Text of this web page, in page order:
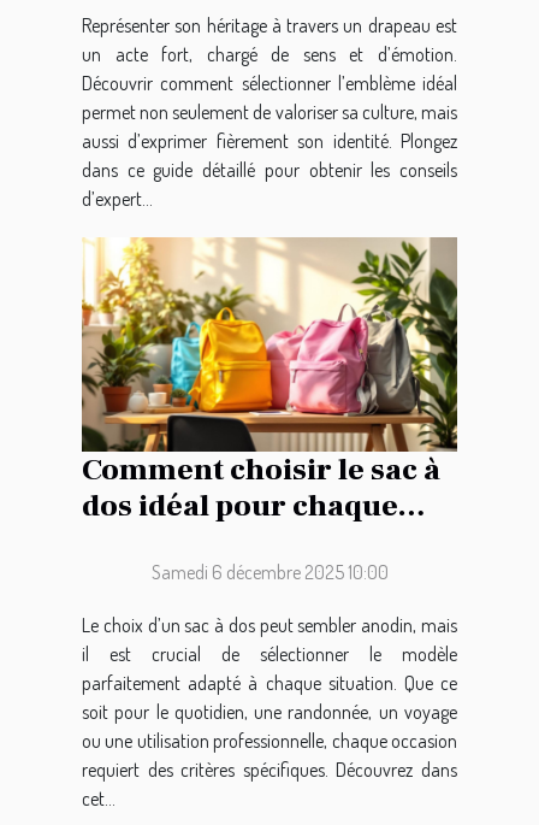
Représenter son héritage à travers un drapeau est
un acte fort, chargé de sens et d’émotion.
Découvrir comment sélectionner l’emblème idéal
permet non seulement de valoriser sa culture, mais
aussi d’exprimer fièrement son identité. Plongez
dans ce guide détaillé pour obtenir les conseils
d’expert...
Comment choisir le sac à
dos idéal pour chaque
Samedi 6 décembre 2025 10:00
Le choix d’un sac à dos peut sembler anodin, mais
il est crucial de sélectionner le modèle
parfaitement adapté à chaque situation. Que ce
soit pour le quotidien, une randonnée, un voyage
ou une utilisation professionnelle, chaque occasion
requiert des critères spécifiques. Découvrez dans
cet...